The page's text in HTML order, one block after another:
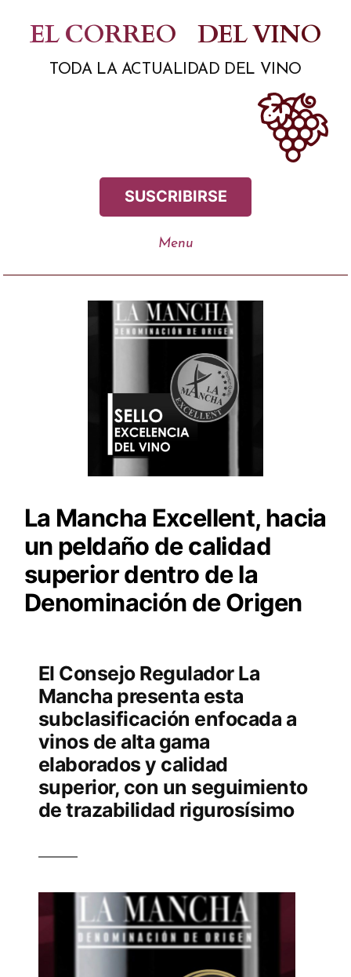
contenido
EL CORREO DEL VINO
TODA LA ACTUALIDAD DEL VINO
SUSCRIBIRSE
La Mancha Excellent, hacia
un peldaño de calidad
superior dentro de la
Denominación de Origen
El Consejo Regulador La
Mancha presenta esta
subclasificación enfocada a
vinos de alta gama
elaborados y calidad
superior, con un seguimiento
de trazabilidad rigurosísimo